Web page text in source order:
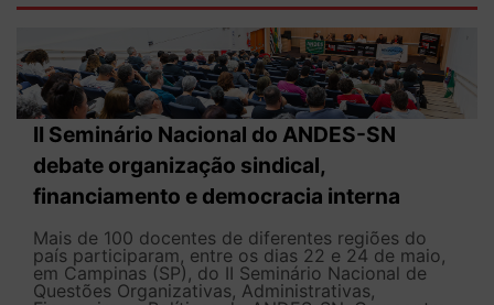
II Seminário Nacional do ANDES-SN
debate organização sindical,
financiamento e democracia interna
Mais de 100 docentes de diferentes regiões do
país participaram, entre os dias 22 e 24 de maio,
em Campinas (SP), do II Seminário Nacional de
Questões Organizativas, Administrativas,